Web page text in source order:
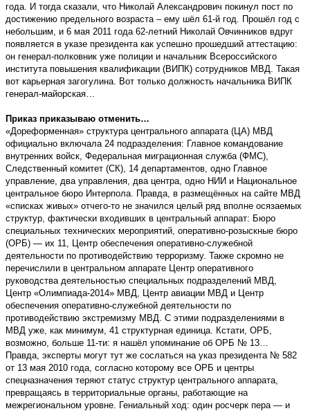
года. И тогда сказали, что Николай Александрович покинул пост по
достижению предельного возраста – ему шёл 61-й год. Прошёл год с
небольшим, и 6 мая 2011 года 62-летний Николай Овчинников вдруг
появляется в указе президента как успешно прошедший аттестацию:
он генерал-полковник уже полиции и начальник Всероссийского
института повышения квалификации (ВИПК) сотрудников МВД. Такая
вот карьерная загогулина. Вот только должность начальника ВИПК
генерал-майорская…
Приказ приказываю отменить…
«Дореформенная» структура центрального аппарата (ЦА) МВД
официально включала 24 подразделения: Главное командование
внутренних войск, Федеральная миграционная служба (ФМС),
Следственный комитет (СК), 14 департаментов, одно Главное
управление, два управления, два центра, одно НИИ и Национальное
центральное бюро Интерпола. Правда, в размещённых на сайте МВД
«списках живых» отчего-то не значился целый ряд вполне осязаемых
структур, фактически входивших в центральный аппарат: Бюро
специальных технических мероприятий, оперативно-розыскные бюро
(ОРБ) — их 11, Центр обеспечения оперативно-служебной
деятельности по противодействию терроризму. Также скромно не
перечислили в центральном аппарате Центр оперативного
руководства деятельностью специальных подразделений МВД,
Центр «Олимпиада-2014» МВД, Центр авиации МВД и Центр
обеспечения оперативно-служебной деятельности по
противодействию экстремизму МВД. С этими подразделениями в
МВД уже, как минимум, 41 структурная единица. Кстати, ОРБ,
возможно, больше 11-ти: я нашёл упоминание об ОРБ № 13…
Правда, эксперты могут тут же сослаться на указ президента № 582
от 13 мая 2010 года, согласно которому все ОРБ и центры
спецназначения теряют статус структур центрального аппарата,
превращаясь в территориальные органы, работающие на
межрегиональном уровне. Гениальный ход: один росчерк пера — и